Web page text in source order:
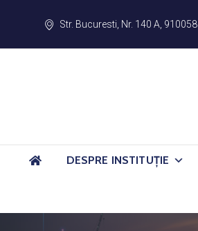
Str. Bucuresti, Nr. 140 A, 910058
DESPRE INSTITUȚIE